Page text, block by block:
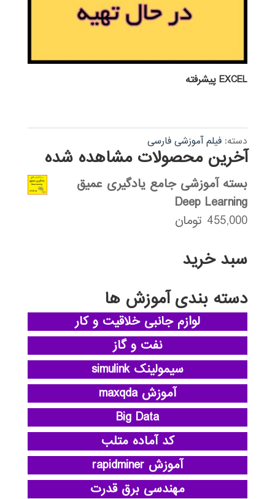
EXCEL پيشرفته
دسته: فیلم آموزشی فارسی
آخرین محصولات مشاهده شده
بسته آموزشی جامع یادگیری عمیق
Deep Learning
455,000 تومان
سبد خرید
دسته بندی آموزش ها
لوازم جانبی خلاقیت و کار
نفت و گاز
سیمولینک simulink
آموزش maxqda
Big Data
کد آماده متلب
آموزش rapidminer
مهندسی برق قدرت